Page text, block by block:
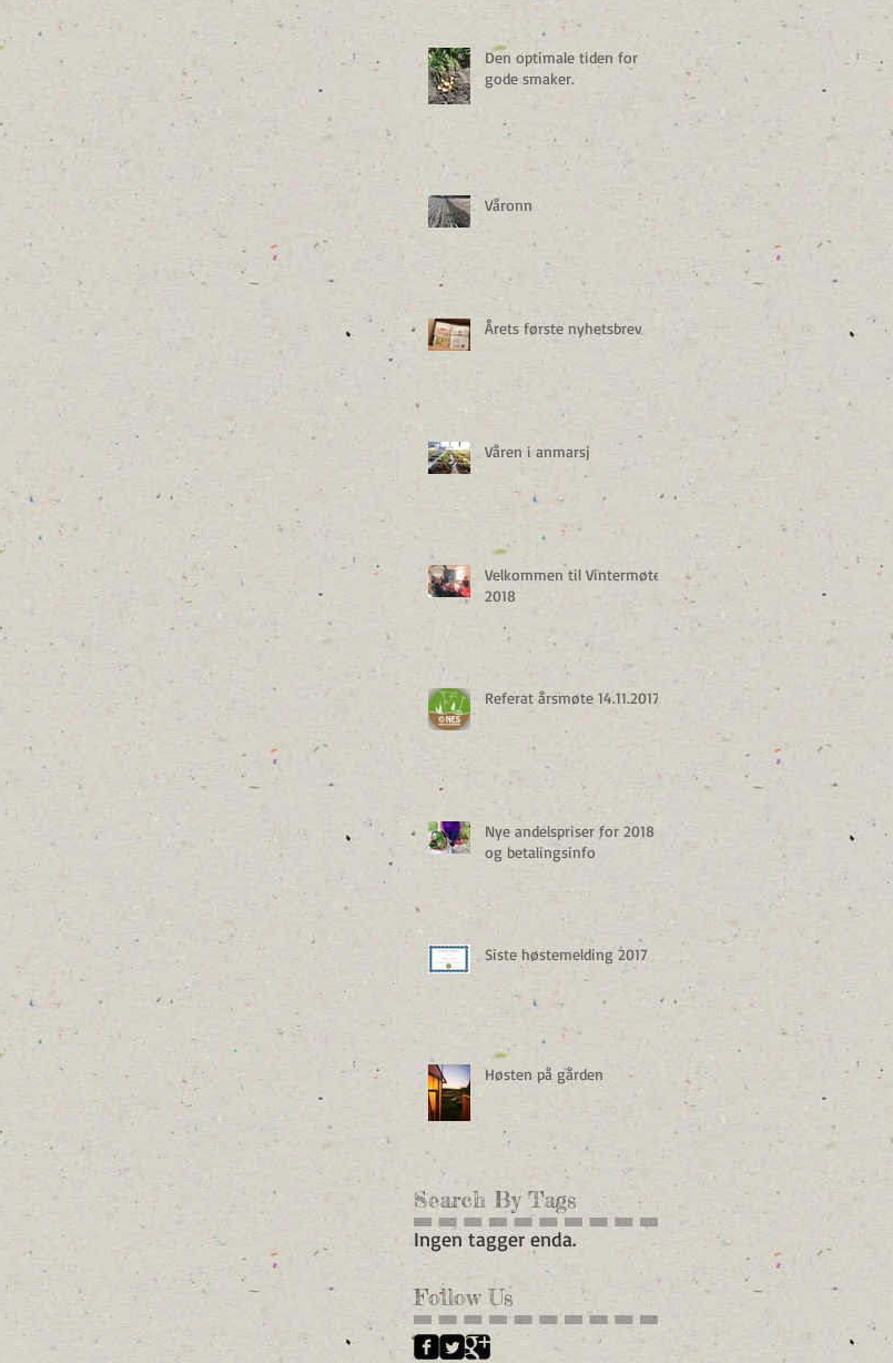
Den optimale tiden for
gode smaker.
Våronn
Årets første nyhetsbrev
Våren i anmarsj
Velkommen til Vintermøte
2018
Referat årsmøte 14.11.2017
Nye andelspriser for 2018
og betalingsinfo
Siste høstemelding 2017
Høsten på gården
Search By Tags
Ingen tagger enda.
Follow Us